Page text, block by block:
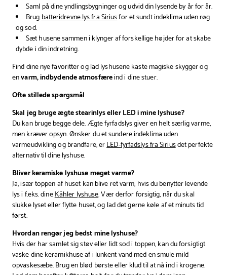
Saml på dine yndlingsbygninger og udvid din lysende by år for år.
Brugbatteridrevne lys fra Siriusfor et sundt indeklima uden røg
og sod.
Sæt husene sammen i klynger af forskellige højder for at skabe
dybde i din indretning.
Find dine nye favoritter og lad lyshusene kaste magiske skygger og
envarm, indbydende atmosfæreind i dine stuer.
Ofte stillede spørgsmål
Skal jeg bruge ægte stearinlys eller LED i mine lyshuse?
Du kan bruge begge dele. Ægte fyrfadslys giver en helt særlig varme,
men kræver opsyn. Ønsker du et sundere indeklima uden
varmeudvikling og brandfare, erLED-fyrfadslys fra Siriusdet perfekte
alternativ til dine lyshuse.
Bliver keramiske lyshuse meget varme?
Ja, især toppen af huset kan blive ret varm, hvis du benytter levende
lys i f.eks. dineKähler lyshuse. Vær derfor forsigtig, når du skal
slukke lyset eller flytte huset, og lad det gerne køle af et minuts tid
først.
Hvordan rengør jeg bedst mine lyshuse?
Hvis der har samlet sig støv eller lidt sod i toppen, kan du forsigtigt
vaske dine keramikhuse af i lunkent vand med en smule mild
opvaskesæbe. Brug en blød børste eller klud til at nå ind i krogene.